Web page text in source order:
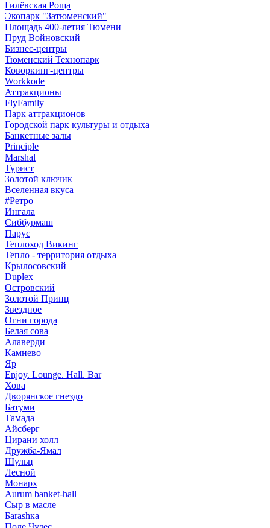
Гилёвская Роща
Экопарк "Затюменский"
Площадь 400-летия Тюмени
Пруд Войновский
Бизнес-центры
Тюменский Технопарк
Коворкинг-центры
Workkode
Аттракционы
FlyFamily
Парк аттракционов
Городской парк культуры и отдыха
Банкетные залы
Principle
Marshal
Турист
Золотой ключик
Вселенная вкуса
#Ретро
Ингала
Сиббурмаш
Парус
Теплоход Викинг
Тепло - территория отдыха
Крылосовский
Duplex
Островский
Золотой Принц
Звездное
Огни города
Белая сова
Алаверди
Камнево
Яр
Enjoy. Lounge. Hall. Bar
Хова
Дворянское гнездо
Батуми
Тамада
Айсберг
Цирани холл
Дружба-Ямал
Шульц
Лесной
Монарх
Aurum banket-hall
Сыр в масле
Баrаshка